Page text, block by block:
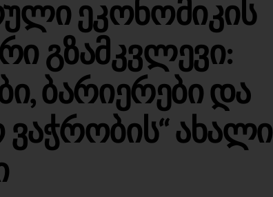
ეკონომიკის
გზამკვლევი:
ბარიერები და
ახალი